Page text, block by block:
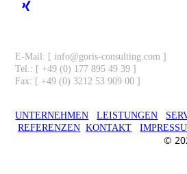
E-Mail: [ info@goris-consulting.com]
Tel.: [ +49 (0) 177 895 49 39 ]
Fax: [ +49 (0) 3212 53 909 00 ]
UNTERNEHMEN LEISTUNGEN
REFERENZEN KONTAKT
©